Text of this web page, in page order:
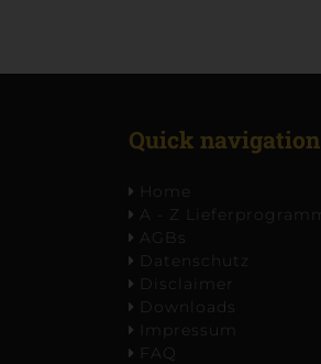
Quick navigation
Home
A - Z Lieferprogramm
AGBs
Datenschutz
Disclaimer
Downloads
Impressum
FAQ